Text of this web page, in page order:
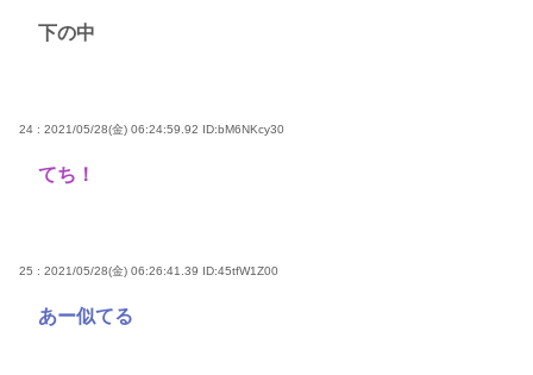
下の中
24 : 2021/05/28(金) 06:24:59.92 ID:bM6NKcy30
てち！
25 : 2021/05/28(金) 06:26:41.39 ID:45tfW1Z00
あー似てる